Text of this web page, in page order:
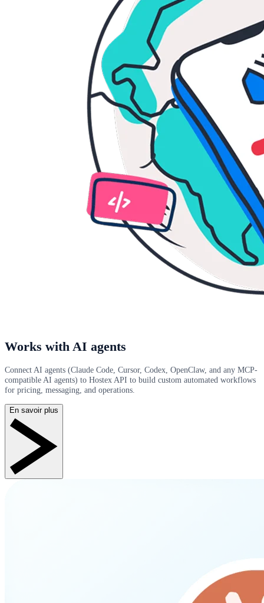
Works with AI agents
Connect AI agents (Claude Code, Cursor, Codex, OpenClaw, and any MCP-
compatible AI agents) to Hostex API to build custom automated workflows
for pricing, messaging, and operations.
En savoir plus